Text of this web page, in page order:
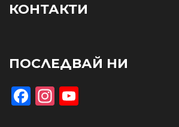
КОНТАКТИ
ПОСЛЕДВАЙ НИ
Facebook
Instagram